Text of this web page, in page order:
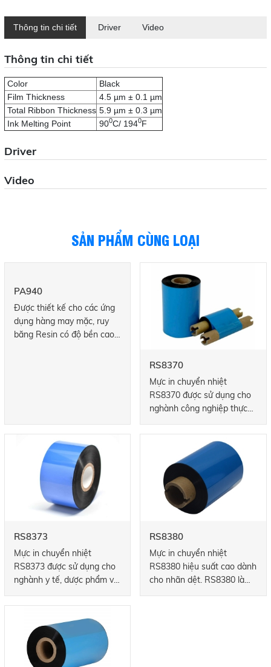
Thông tin chi tiết Driver Video
Thông tin chi tiết
Color
Black
Film Thickness
4.5 µm ± 0.1 µm
Total Ribbon Thickness 5.9 µm ± 0.3 µm
Ink Melting Point
900C/ 1940F
Driver
Video
SẢN PHẨM CÙNG LOẠI
ủi an toàn. Resin PA940 rất
linh hoạt, in trên nylon,
polyester, satin và taffeta.
Sản phẩm này còn có khả
năng chống xước, chống
nóng và chống nước vượt
RS8370
Mực in chuyển nhiệt
RS8370 được sử dụng cho
nghành công nghiệp thực
RS8373
Mực in chuyển nhiệt
RS8373 được sử dụng cho
nghành y tế, dược phẩm với
cực tốt và có thể sử dụng ở
RS8380
Mực in chuyển nhiệt
RS8380 hiệu suất cao dành
cho nhãn dệt. RS8380 là